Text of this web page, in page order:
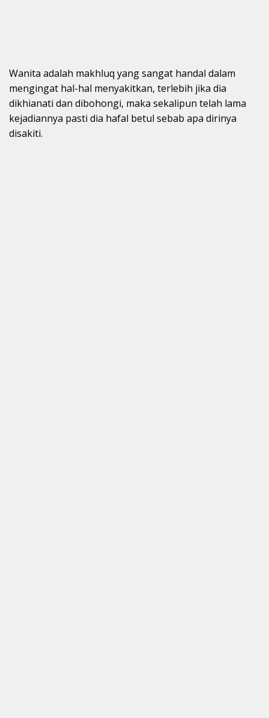
Wanita adalah makhluq yang sangat handal dalam
mengingat hal-hal menyakitkan, terlebih jika dia
dikhianati dan dibohongi, maka sekalipun telah lama
kejadiannya pasti dia hafal betul sebab apa dirinya
disakiti.